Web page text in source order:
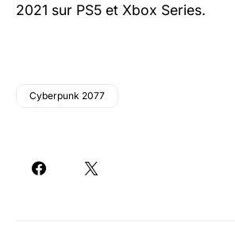
2021 sur PS5 et Xbox Series.
Cyberpunk 2077